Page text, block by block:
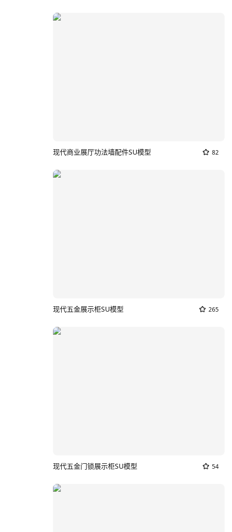
现代商业展厅功法墙配件SU模型 82
现代五金展示柜SU模型 265
现代五金门锁展示柜SU模型 54